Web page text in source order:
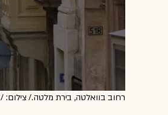
רחוב בוואלטה, בירת מלטה./ צילום: /Shutterstock א.ס.א.פ קריאייטיב